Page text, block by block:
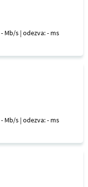
Mb/s | odezva: - ms
Mb/s | odezva: - ms